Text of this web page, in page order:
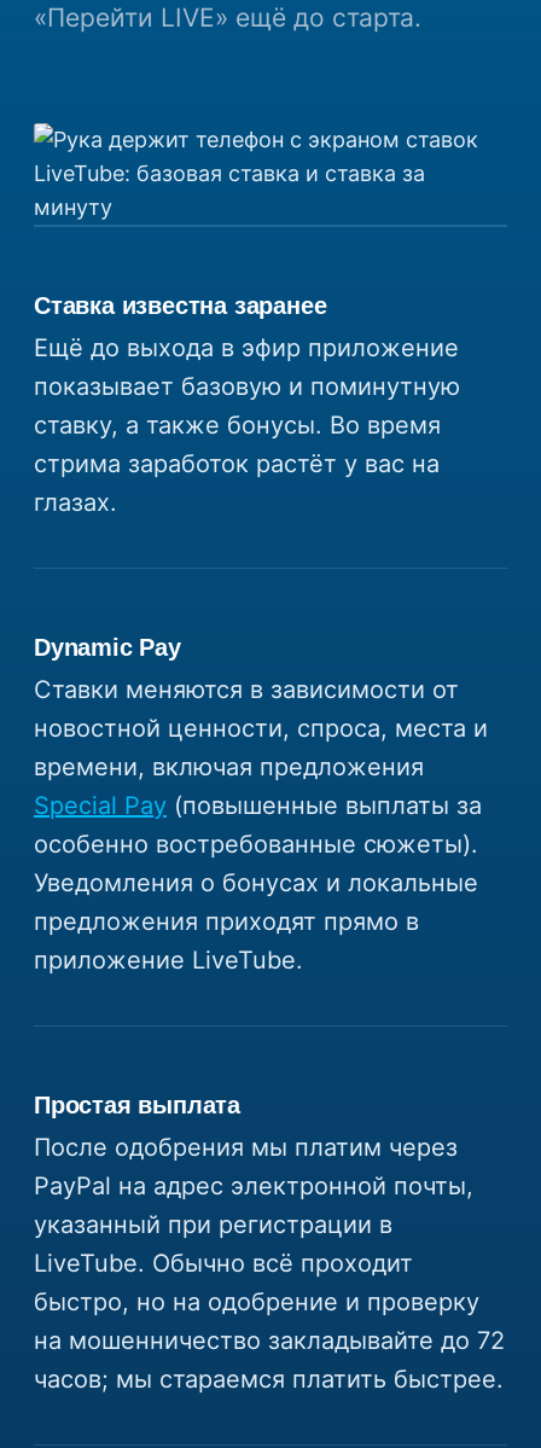
«Перейти LIVE» ещё до старта.
Ставка известна заранее
Ещё до выхода в эфир приложение
показывает базовую и поминутную
ставку, а также бонусы. Во время
стрима заработок растёт у вас на
глазах.
Dynamic Pay
Ставки меняются в зависимости от
новостной ценности, спроса, места и
времени, включая предложения
Special Pay (повышенные выплаты за
особенно востребованные сюжеты).
Уведомления о бонусах и локальные
предложения приходят прямо в
приложение LiveTube.
Простая выплата
После одобрения мы платим через
PayPal на адрес электронной почты,
указанный при регистрации в
LiveTube. Обычно всё проходит
быстро, но на одобрение и проверку
на мошенничество закладывайте до 72
часов; мы стараемся платить быстрее.